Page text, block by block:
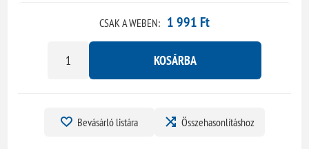
CSAK A WEBEN: 1 991 Ft
KOSÁRBA
Bevásárló listára Összehasonlításhoz